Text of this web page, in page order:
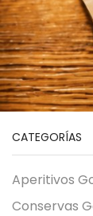
CATEGORÍAS
Aperitivos
Conservas